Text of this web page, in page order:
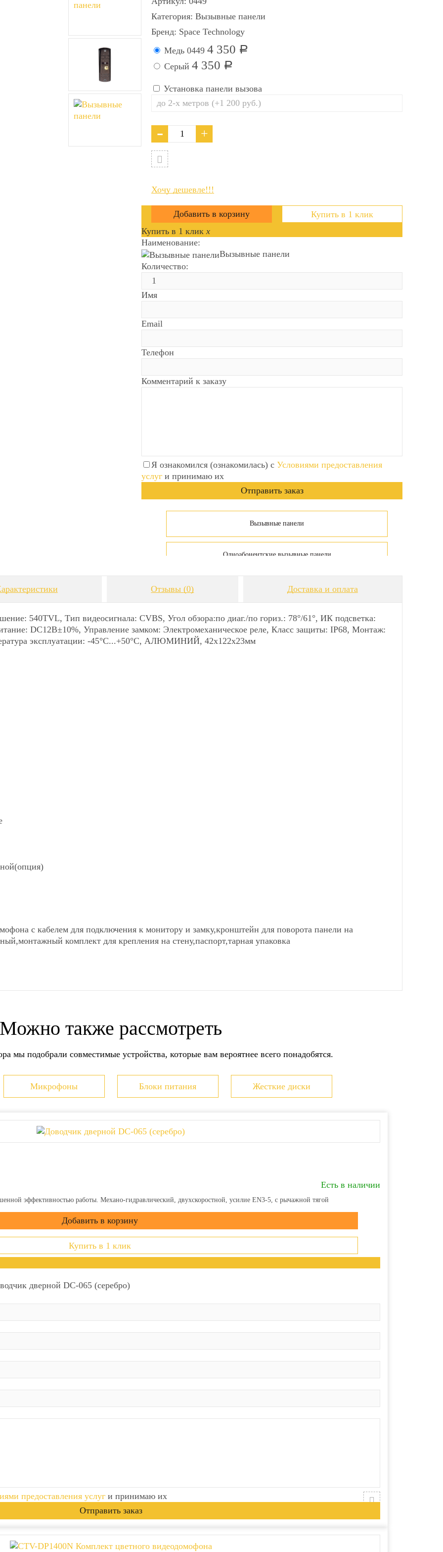
Категория: Вызывные панели
Бренд: Space Technology
Медь 0449 4 350 Р
Серый 4 350 Р
Установка панели вызова
Хочу дешевле!!!
Купить в 1 клик
Купить в 1 клик x
Наименование:
Вызывные панели
Количество:
Имя
Email
Телефон
Комментарий к заказу
Я ознакомился (ознакомилась) с Условиями предоставления
услуг и принимаю их
Вызывные панели
Одноабонентские вызывные панели
Отзывы(0) Доставка и оплата
540TVL, Тип видеосигнала: CVBS, Угол обзора:по диаг./по гориз.: 78°/61°, ИК подсветка:
DС12В±10%, Управление замком: Электромеханическое реле, Класс защиты: IР68, Монтаж:
эксплуатации: -45°С...+50°С, АЛЮМИНИЙ, 42х122х23мм
c кабелем для подключения к монитору и замку,кронштейн для поворота панели на
комплект для крепления на стену,паспорт,тарная упаковка
ознакомитьсяздесь
Оплата наличными курьеру при получении товара
Оплата картой онлайн через сайт
Более детально со способами доставки можно ознакомиться
Можно также рассмотреть
мы подобрали совместимые устройства, которые вам вероятнее всего понадобятся.
Микрофоны Блоки питания Жесткие диски
Есть в наличии
эффективностью работы. Механо-гидравлический, двухскоростной, усилие EN3-5, с рычажной тягой
Купить в 1 клик
дверной DC-065 (серебро)
предоставления услуг и принимаю их